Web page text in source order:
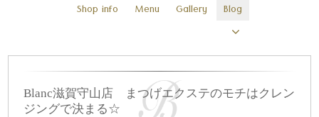
Shop info Menu Gallery Blog
Blanc滋賀守山店 まつげエクステのモチはクレン
ジングで決まる☆